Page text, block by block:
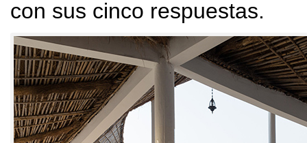
con sus cinco respuestas.